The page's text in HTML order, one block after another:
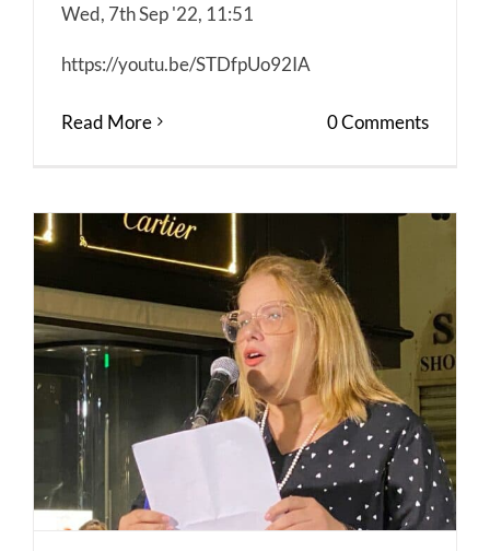
Wed, 7th Sep '22, 11:51
https://youtu.be/STDfpUo92IA
Read More 0 Comments